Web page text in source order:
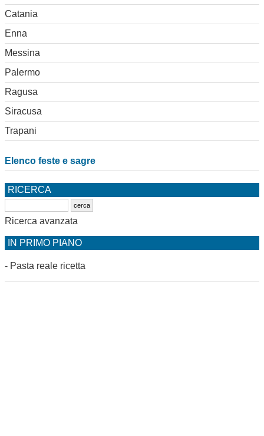
Catania
Enna
Messina
Palermo
Ragusa
Siracusa
Trapani
Elenco feste e sagre
RICERCA
Ricerca avanzata
IN PRIMO PIANO
- Pasta reale ricetta